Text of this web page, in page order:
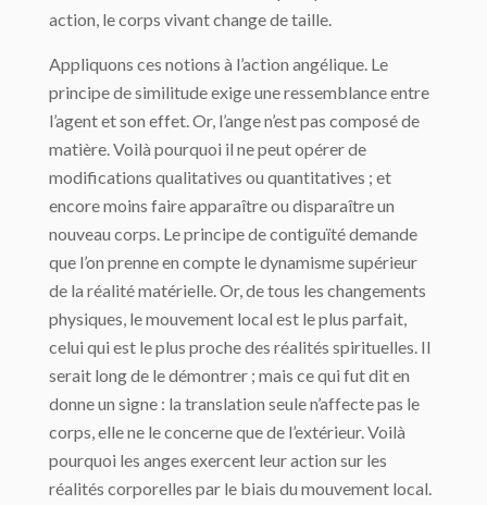
action, le corps vivant change de taille.
Appliquons ces notions à l’action angélique. Le
principe de similitude exige une ressemblance entre
l’agent et son effet. Or, l’ange n’est pas composé de
matière. Voilà pourquoi il ne peut opérer de
modifications qualitatives ou quantitatives ; et
encore moins faire apparaître ou disparaître un
nouveau corps. Le principe de contiguïté demande
que l’on prenne en compte le dynamisme supérieur
de la réalité matérielle. Or, de tous les changements
physiques, le mouvement local est le plus parfait,
celui qui est le plus proche des réalités spirituelles. Il
serait long de le démontrer ; mais ce qui fut dit en
donne un signe : la translation seule n’affecte pas le
corps, elle ne le concerne que de l’extérieur. Voilà
pourquoi les anges exercent leur action sur les
réalités corporelles par le biais du mouvement local.